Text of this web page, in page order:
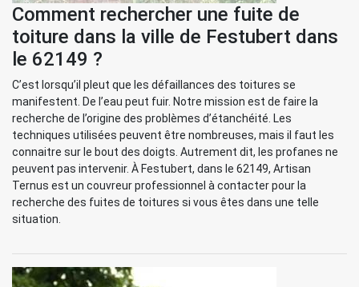
Comment rechercher une fuite de
toiture dans la ville de Festubert dans
le 62149 ?
C’est lorsqu’il pleut que les défaillances des toitures se
manifestent. De l’eau peut fuir. Notre mission est de faire la
recherche de l’origine des problèmes d’étanchéité. Les
techniques utilisées peuvent être nombreuses, mais il faut les
connaitre sur le bout des doigts. Autrement dit, les profanes ne
peuvent pas intervenir. À Festubert, dans le 62149, Artisan
Ternus est un couvreur professionnel à contacter pour la
recherche des fuites de toitures si vous êtes dans une telle
situation.